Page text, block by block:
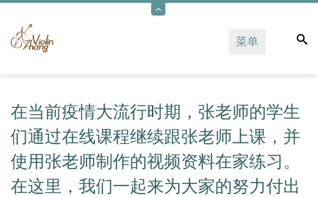
菜单
在当前疫情大流行时期，张老师的学生
们通过在线课程继续跟张老师上课，并
使用张老师制作的视频资料在家练习。
在这里，我们一起来为大家的努力付出